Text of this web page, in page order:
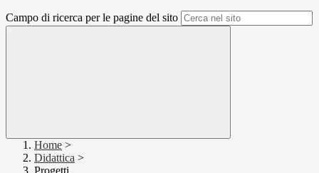
Campo di ricerca per le pagine del sito
Home >
Didattica >